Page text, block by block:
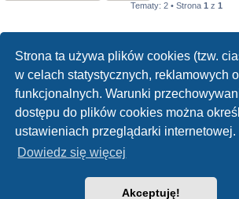
Strona ta używa plików cookies (tzw.
w celach statystycznych, reklamowych
funkcjonalnych. Warunki
dostępu do plików cookies można
ustawieniach przeglądarki internetowej.
Dowiedz się więcej
Akceptuję!
Tematy: 2 • Strona 1 z 1
TWOJE UPRAWNIENIA NA TYM FORUM
Nie możesztworzyć nowych tematów
Nie możeszodpowiadać w tematach
Nie możesz
zmieniać swoich postów
Nie możeszusuwać swoich postów
Strona główna
Technologię dostarczaphpBB® Forum Software ©
Polski pakiet językowy dostarcza